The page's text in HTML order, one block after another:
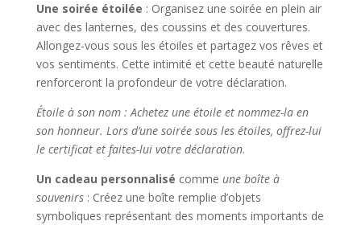
Une soirée étoilée : Organisez une soirée en plein air
avec des lanternes, des coussins et des couvertures.
Allongez-vous sous les étoiles et partagez vos rêves et
vos sentiments. Cette intimité et cette beauté naturelle
renforceront la profondeur de votre déclaration.
Étoile à son nom : Achetez une étoile et nommez-la en
son honneur. Lors d’une soirée sous les étoiles, offrez-lui
le certificat et faites-lui votre déclaration.
Un cadeau personnalisé comme une boîte à
souvenirs: Créez une boîte remplie d’objets
symboliques représentant des moments importants de